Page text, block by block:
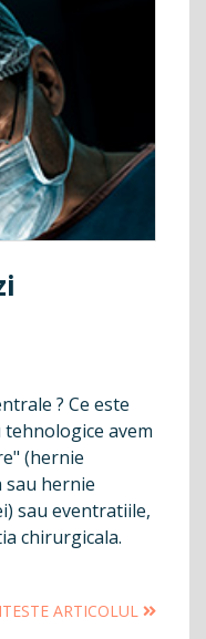
? Ce este
avem
(hernie
sau hernie
sau eventratiile,
chirurgicala.
ARTICOLUL